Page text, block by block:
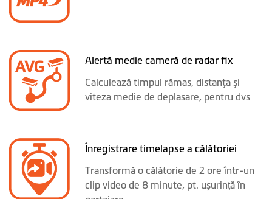
Alertă medie cameră de radar fix
Calculează timpul rămas, distanţa și
viteza medie de deplasare, pentru dvs
Înregistrare timelapse a călătoriei
Transformă o călătorie de 2 ore într-un
clip video de 8 minute, pt. ușurință în